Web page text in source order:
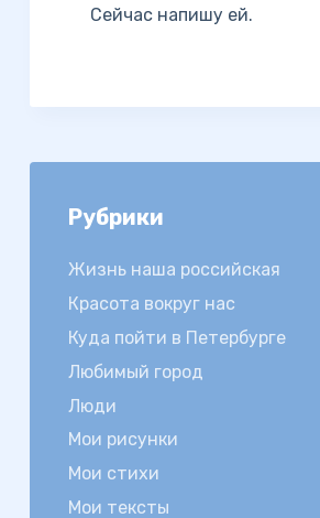
Сейчас напишу ей.
Рубрики
Жизнь наша российская
Красота вокруг нас
Куда пойти в Петербурге
Любимый город
Люди
Мои рисунки
Мои стихи
Мои тексты